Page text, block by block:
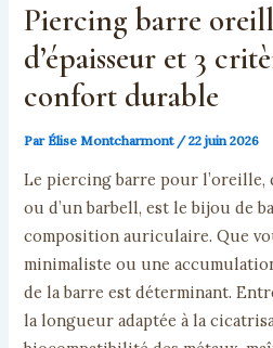
Piercing barre
d’épaisseur et 3
confort durable
ParÉlise Montcharmont /22 juin 2026
Le piercing barre pour l’oreille,
ou d’un barbell, est le bijou de
composition auriculaire. Que
minimaliste ou une
de la barre est déterminant.
la longueur adaptée à la